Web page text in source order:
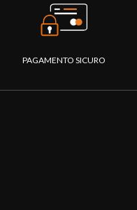
PAGAMENTO SICURO